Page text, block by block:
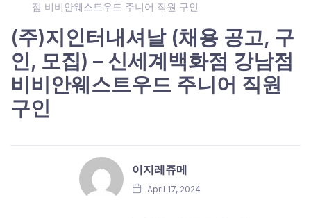
점 비비안웨스트우드 주니어 직원 구인
(주)지인터내셔날 (채용 공고, 구
인, 모집) – 신세계백화점 강남점
비비안웨스트우드 주니어 직원
구인
이지레쥬메
April 17, 2024